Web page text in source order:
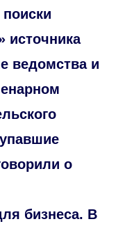
источника
ведомства и
о
бизнеса. В